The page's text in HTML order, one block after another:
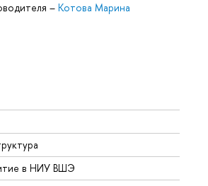
– Котова Марина
в НИУ ВШЭ